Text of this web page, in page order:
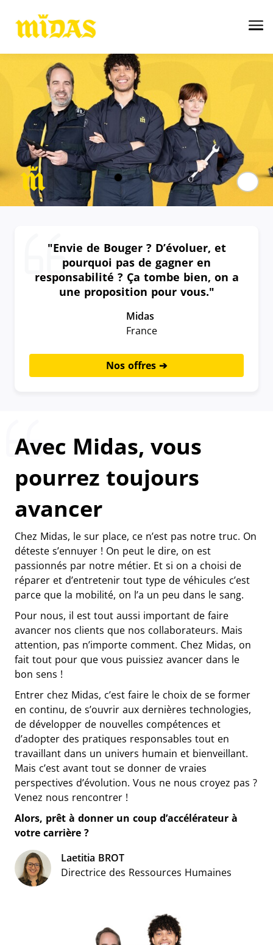
"Envie de Bouger ? D’évoluer, et
pourquoi pas de gagner en
responsabilité ? Ça tombe bien, on a
une proposition pour vous."
Midas
France
Nos offres
Avec Midas, vous
pourrez toujours
avancer
Chez Midas, le sur place, ce n’est pas notre truc. On
déteste s’ennuyer ! On peut le dire, on est
passionnés par notre métier. Et si on a choisi de
réparer et d’entretenir tout type de véhicules c’est
parce que la mobilité, on l’a un peu dans le sang.
Pour nous, il est tout aussi important de faire
avancer nos clients que nos collaborateurs. Mais
attention, pas n’importe comment. Chez Midas, on
fait tout pour que vous puissiez avancer dans le
bon sens !
Entrer chez Midas, c’est faire le choix de se former
en continu, de s’ouvrir aux dernières technologies,
de développer de nouvelles compétences et
d’adopter des pratiques responsables tout en
travaillant dans un univers humain et bienveillant.
Mais c’est avant tout se donner de vraies
perspectives d’évolution. Vous ne nous croyez pas ?
Venez nous rencontrer !
Alors, prêt à donner un coup d’accélérateur à
votre carrière ?
Laetitia BROT
Directrice des Ressources Humaines